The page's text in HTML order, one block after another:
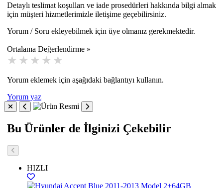
Detaylı teslimat koşulları ve iade prosedürleri hakkında bilgi almak
için müşteri hizmetlerimizle iletişime geçebilirsiniz.
Yorum / Soru ekleyebilmek için üye olmanız gerekmektedir.
Ortalama Değerlendirme »
Yorum eklemek için aşağıdaki bağlantıyı kullanın.
Yorum yaz
Bu Ürünler de İlginizi Çekebilir
HIZLI